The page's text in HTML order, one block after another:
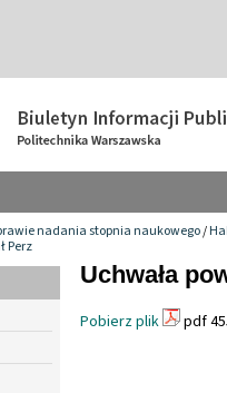
nadania stopnia naukowego/
Perz
Uchwała
Pobierz plik pdf